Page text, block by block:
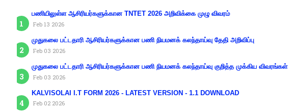
பணியிலுள்ள ஆசிரியர்களுக்கான TNTET 2026 அறிவிக்கை முழு விவரம்
Feb 13 2026
முதுகலை பட்டதாரி ஆசிரியர்களுக்கான பணி நியமனக் கலந்தாய்வு தேதி அறிவிப்பு
Feb 03 2026
முதுகலை பட்டதாரி ஆசிரியர்களுக்கான பணி நியமனக் கலந்தாய்வு குறித்த முக்கிய விவரங்கள்
Feb 03 2026
KALVISOLAI I.T FORM 2026 - LATEST VERSION - 1.1 DOWNLOAD
Feb 02 2026